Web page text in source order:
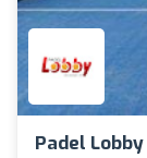
Padel Lobby